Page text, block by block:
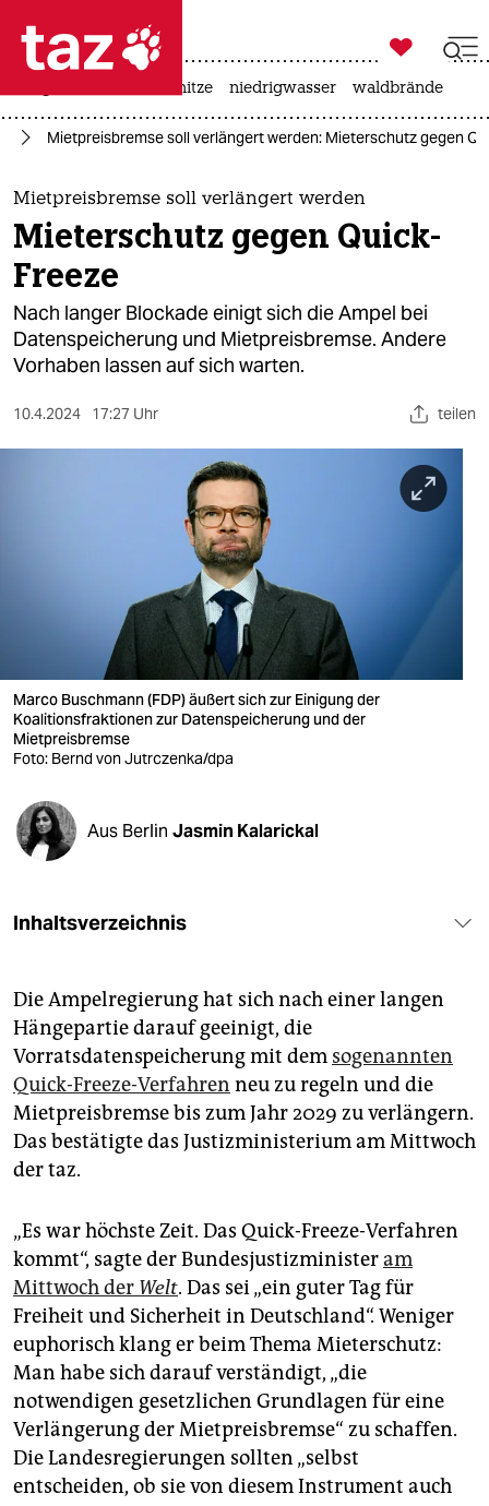
 taz zahl ich
taz zahl ich
themen
politik
öko
gesellschaft
sport
verlag
veranstaltungen
shop
fragen & hilfe
unterstützen

taz zahl ich
hitze niedrigwasser waldbrände
Mietpreisbremse soll verlängert werden: Mieterschutz gegen
Mietpreisbremse soll verlängert werden
Mieterschutz gegen Quick-
Freeze
Nach langer Blockade einigt sich die Ampel bei
Datenspeicherung und Mietpreisbremse. Andere
Vorhaben lassen auf sich warten.
10.4.2024 17:27 Uhr teilen
Marco Buschmann (FDP) äußert sich zur Einigung der
Koalitionsfraktionen zur Datenspeicherung und der
Mietpreisbremse
Foto: Bernd von Jutrczenka/dpa
Aus Berlin Jasmin Kalarickal
Inhaltsverzeichnis
Die Ampelregierung hat sich nach einer langen
Hängepartie darauf geeinigt, die
Vorratsdatenspeicherung mit dem sogenannten
Quick-Freeze-Verfahren neu zu regeln und die
Mietpreisbremse bis zum Jahr 2029 zu verlängern.
Das bestätigte das Justizministerium am Mittwoch
der taz.
„Es war höchste Zeit. Das Quick-Freeze-Verfahren
kommt“, sagte der Bundesjustiz­ministeram
Mittwoch der Welt. Das sei „ein guter Tag für
Freiheit und Sicherheit in Deutschland“. Weniger
euphorisch klang er beim Thema Mieterschutz:
Man habe sich darauf verständigt, „die
notwendigen gesetzlichen Grundlagen für eine
Verlängerung der Mietpreisbremse“ zu schaffen.
Die Landesregierungen sollten „selbst
entscheiden, ob sie von diesem Instrument auch